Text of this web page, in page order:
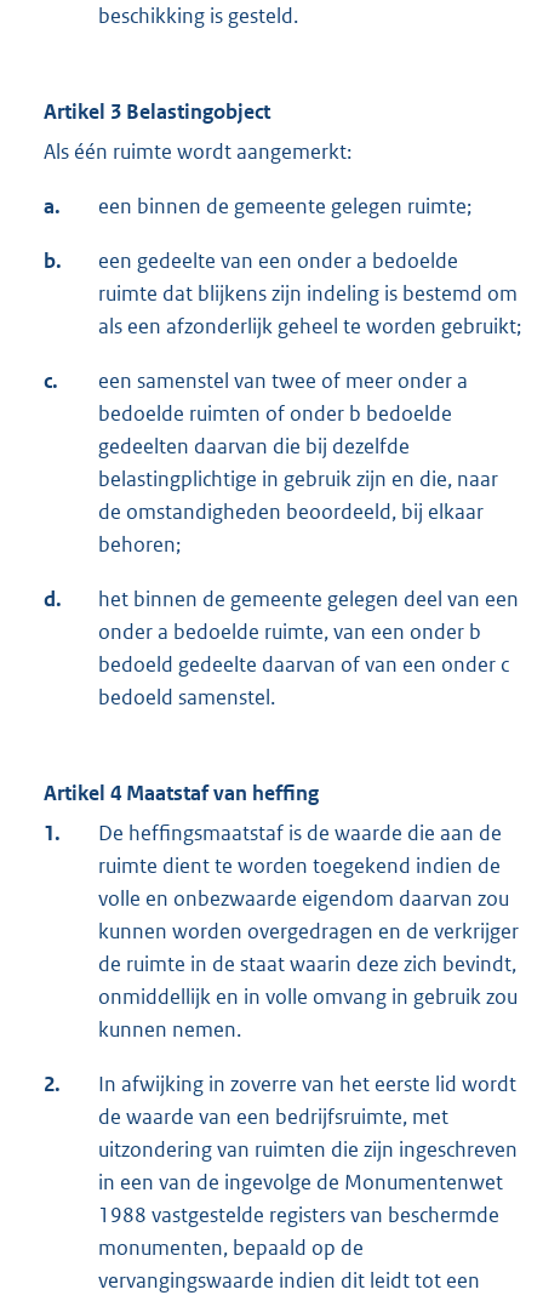
beschikking is gesteld.
Artikel 3 Belastingobject
Als één ruimte wordt aangemerkt:
a. een binnen de gemeente gelegen ruimte;
b.
een gedeelte van een onder a bedoelde
ruimte dat blijkens zijn indeling is bestemd om
als een afzonderlijk geheel te worden gebruikt;
c.
een samenstel van twee of meer onder a
bedoelde ruimten of onder b bedoelde
gedeelten daarvan die bij dezelfde
belastingplichtige in gebruik zijn en die, naar
de omstandigheden beoordeeld, bij elkaar
behoren;
d.
het binnen de gemeente gelegen deel van een
onder a bedoelde ruimte, van een onder b
bedoeld gedeelte daarvan of van een onder c
bedoeld samenstel.
Artikel 4 Maatstaf van heffing
1.
De heffingsmaatstaf is de waarde die aan de
ruimte dient te worden toegekend indien de
volle en onbezwaarde eigendom daarvan zou
kunnen worden overgedragen en de verkrijger
de ruimte in de staat waarin deze zich bevindt,
onmiddellijk en in volle omvang in gebruik zou
kunnen nemen.
2.
In afwijking in zoverre van het eerste lid wordt
de waarde van een bedrijfsruimte, met
uitzondering van ruimten die zijn ingeschreven
in een van de ingevolge de Monumentenwet
1988 vastgestelde registers van beschermde
monumenten, bepaald op de
vervangingswaarde indien dit leidt tot een